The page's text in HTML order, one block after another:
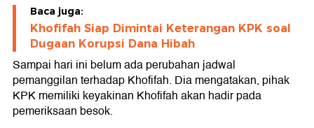
Baca juga:
Khofifah Siap Dimintai Keterangan KPK soal
Dugaan Korupsi Dana Hibah
Sampai hari ini belum ada perubahan jadwal
pemanggilan terhadap Khofifah. Dia mengatakan, pihak
KPK memiliki keyakinan Khofifah akan hadir pada
pemeriksaan besok.